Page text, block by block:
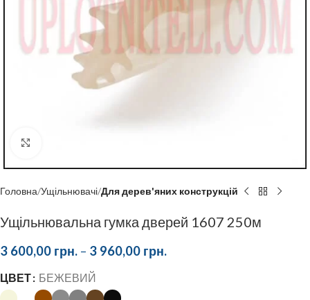
Головна Ущільнювачі Для дерев'яних конструкцій
Ущільнювальна гумка дверей 1607 250м
3 600,00 грн. – 3 960,00 грн.
ЦВЕТ БЕЖЕВИЙ